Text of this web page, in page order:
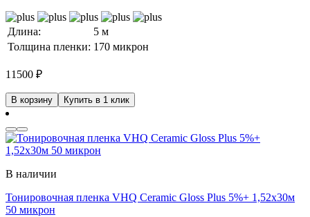
Длина:
5 м
Толщина пленки: 170 микрон
11500 ₽
В корзину Купить в 1 клик
В наличии
Тонировочная пленка VHQ Ceramic Gloss Plus 5%+ 1,52x30м
50 микрон